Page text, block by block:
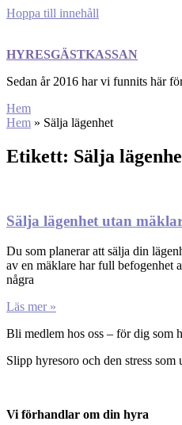
Hoppa till innehåll
HYRESGÄSTKASSAN
Sedan år 2016 har vi funnits här
Hem
Hem » Sälja lägenhet
Etikett: Sälja
Sälja lägenhet utan
Du som planerar att sälja din
av en mäklare har full befogenhet
några
Läs mer »
Bli medlem hos oss – för dig som
Slipp hyresoro och den stress som
Vi förhandlar om din hyra